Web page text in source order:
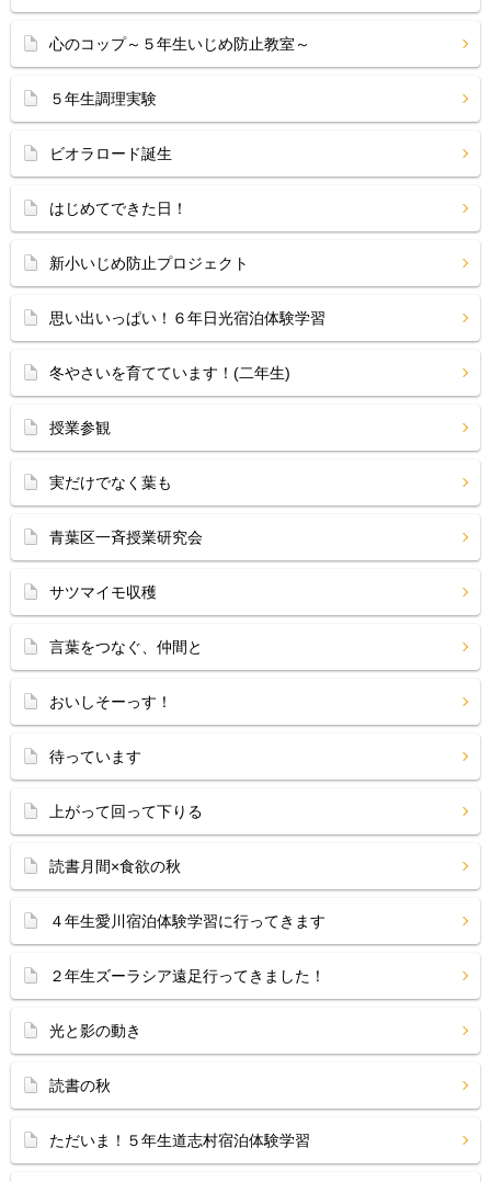
心のコップ～５年生いじめ防止教室～
５年生調理実験
ビオラロード誕生
はじめてできた日！
新小いじめ防止プロジェクト
思い出いっぱい！６年日光宿泊体験学習
冬やさいを育てています！(二年生)
授業参観
実だけでなく葉も
青葉区一斉授業研究会
サツマイモ収穫
言葉をつなぐ、仲間と
おいしそーっす！
待っています
上がって回って下りる
読書月間×食欲の秋
４年生愛川宿泊体験学習に行ってきます
２年生ズーラシア遠足行ってきました！
光と影の動き
読書の秋
ただいま！５年生道志村宿泊体験学習